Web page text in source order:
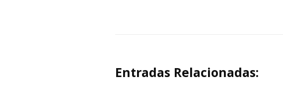
Entradas Relacionadas: